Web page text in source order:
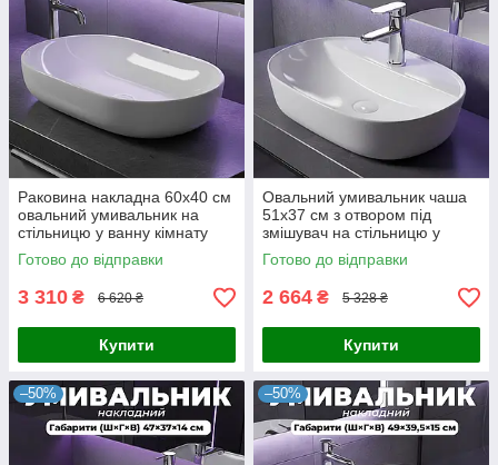
Раковина накладна 60х40 см
овальний умивальник на
стільницю у ванну кімнату
Готово до відправки
3 310 ₴ 6 620 ₴
Купити
Овальний умивальник чаша
51х37 см з отвором під
змішувач на стільницю у
ванну кімнату
Готово до відправки
2 664 ₴ 5 328 ₴
Купити
–50% –50%